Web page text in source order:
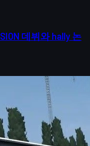
데뷔와 hally 논